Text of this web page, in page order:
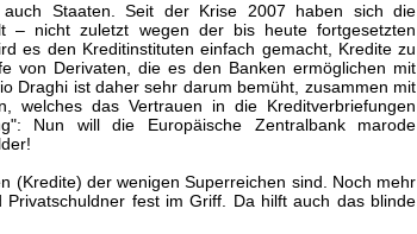
Staaten. Seit der Krise 2007 haben sich die
– nicht zuletzt wegen der bis heute fortgesetzten
es den Kreditinstituten einfach gemacht, Kredite zu
von Derivaten, die es den Banken ermöglichen mit
Draghi ist daher sehr darum bemüht, zusammen mit
welches das Vertrauen in die Kreditverbriefungen
Nun will die Europäische Zentralbank marode
(Kredite) der wenigen Superreichen sind. Noch mehr
fest im Griff. Da hilft auch das blinde